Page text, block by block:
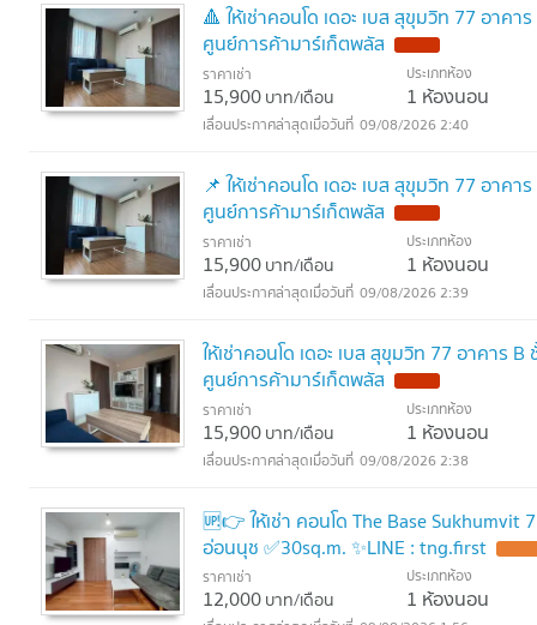
🔺 ให้เช่าคอนโด เดอะ เบส สุขุมวิท 77 อา
ศูนย์การค้ามาร์เก็ตพลัส
ราคาเช่า
15,900บาท/เดือน
ประเภทห้อง
1 ห้องนอน
09/08/2026 2:40
📌 ให้เช่าคอนโด เดอะ เบส สุขุมวิท 77 อา
ศูนย์การค้ามาร์เก็ตพลัส
ราคาเช่า
15,900บาท/เดือน
ประเภทห้อง
1 ห้องนอน
09/08/2026 2:39
ให้เช่าคอนโด เดอะ เบส สุขุมวิท 77 อาคาร
ศูนย์การค้ามาร์เก็ตพลัส
ราคาเช่า
15,900บาท/เดือน
ประเภทห้อง
1 ห้องนอน
09/08/2026 2:38
🆙👉 ให้เช่า คอนโด The Base Sukhumvit
อ่อนนุช ✅30sq.m. ✨LINE : tng.first
ราคาเช่า
12,000บาท/เดือน
ประเภทห้อง
1 ห้องนอน